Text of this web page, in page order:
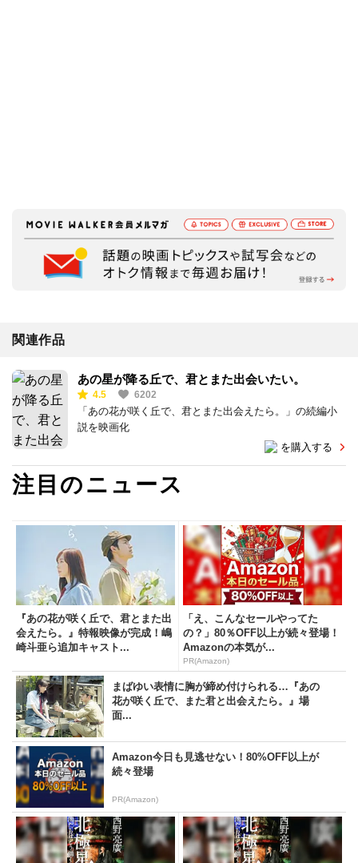
関連作品
あの星が降る丘で、君とまた出会いたい。
4.5 6202
「あの花が咲く丘で、君とまた出会えたら。」の続編小
説を映画化
を購入する
注目のニュース
『あの花が咲く丘で、君とまた出
会えたら。』特報映像が完成！嶋
崎斗亜ら追加キャスト...
「え、こんなセールやってた
の？」80％OFF以上が続々登場！
Amazonの本気が...
PR(Amazon)
まばゆい表情に胸が締め付けられる…『あの
花が咲く丘で、また君と出会えたら。』場
面...
Amazon今日も見逃せない！80%OFF以上が
続々登場
PR(Amazon)